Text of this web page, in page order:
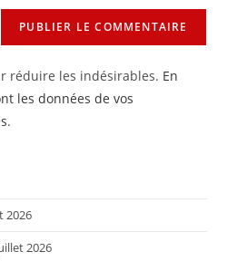
réduire les indésirables. En
les données de vos
.
2026
2026